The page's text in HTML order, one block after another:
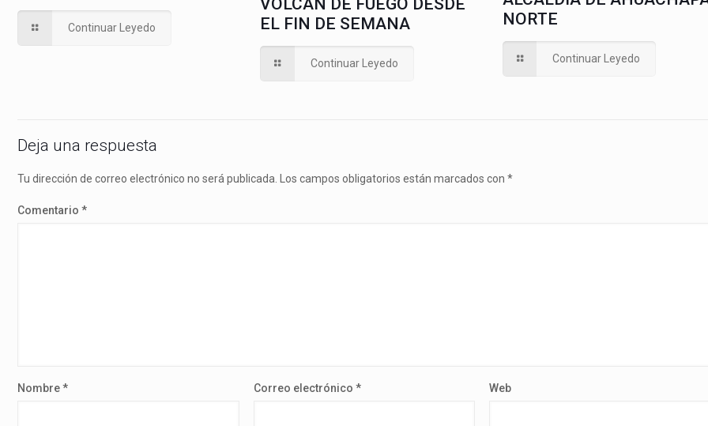
Continuar Leyedo
VOLCAN DE FUEGO DESDE
EL FIN DE SEMANA
Continuar Leyedo
NORTE
Continuar Leyedo
Deja una respuesta
Tu dirección de correo electrónico no será publicada. Los campos obligatorios están marcados con *
Comentario *
Nombre* Correo electrónico * Web